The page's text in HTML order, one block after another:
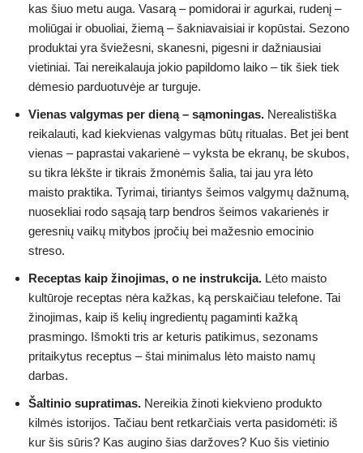
kas šiuo metu auga. Vasarą – pomidorai ir agurkai, rudenį –
moliūgai ir obuoliai, žiemą – šakniavaisiai ir kopūstai. Sezono
produktai yra šviežesni, skanesni, pigesni ir dažniausiai
vietiniai. Tai nereikalauja jokio papildomo laiko – tik šiek tiek
dėmesio parduotuvėje ar turguje.
Vienas valgymas per dieną – sąmoningas. Nerealistiška
reikalauti, kad kiekvienas valgymas būtų ritualas. Bet jei bent
vienas – paprastai vakarienė – vyksta be ekranų, be skubos,
su tikra lėkšte ir tikrais žmonėmis šalia, tai jau yra lėto
maisto praktika. Tyrimai, tiriantys šeimos valgymų dažnumą,
nuosekliai rodo sąsają tarp bendros šeimos vakarienės ir
geresnių vaikų mitybos įpročių bei mažesnio emocinio
streso.
Receptas kaip žinojimas, o ne instrukcija. Lėto maisto
kultūroje receptas nėra kažkas, ką perskaičiau telefone. Tai
žinojimas, kaip iš kelių ingredientų pagaminti kažką
prasmingo. Išmokti tris ar keturis patikimus, sezonams
pritaikytus receptus – štai minimalus lėto maisto namų
darbas.
Šaltinio supratimas. Nereikia žinoti kiekvieno produkto
kilmės istorijos. Tačiau bent retkarčiais verta pasidomėti: iš
kur šis sūris? Kas augino šias daržoves? Kuo šis vietinio